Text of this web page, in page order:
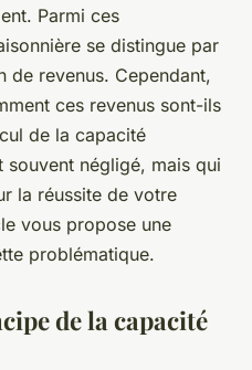
Parmi ces
se distingue par
de revenus. Cependant,
ces revenus sont-ils
de la capacité
souvent négligé, mais qui
la réussite de votre
vous propose une
problématique.
de la capacité